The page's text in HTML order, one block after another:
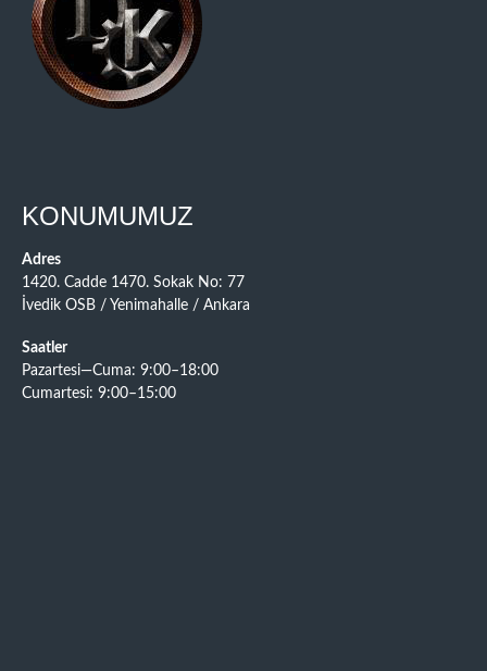
KONUMUMUZ
Adres
1420. Cadde 1470. Sokak No: 77
İvedik OSB / Yenimahalle / Ankara
Saatler
Pazartesi—Cuma: 9:00–18:00
Cumartesi: 9:00–15:00